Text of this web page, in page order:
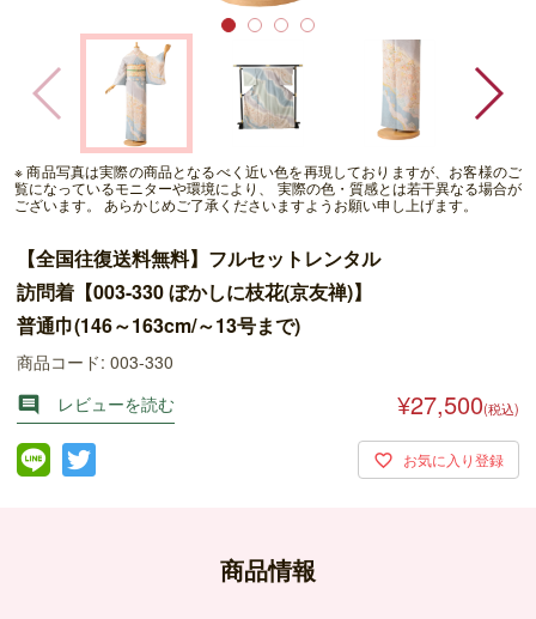
※ 商品写真は実際の商品となるべく近い色を再現しておりますが、お客様のご
覧になっているモニターや環境により、 実際の色・質感とは若干異なる場合が
ございます。 あらかじめご了承くださいますようお願い申し上げます。
【全国往復送料無料】フルセットレンタル
訪問着【003-330 ぼかしに枝花(京友禅)】
普通巾(146～163cm/～13号まで)
商品コード: 003-330

レビューを読む ¥27,500(税込)
商品情報